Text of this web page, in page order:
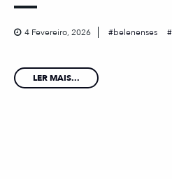
4 Fevereiro, 2026 belenenses
LER MAIS...